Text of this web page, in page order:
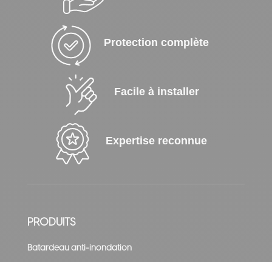
Protection complète
Facile à installer
Expertise reconnue
PRODUITS
Batardeau anti-inondation